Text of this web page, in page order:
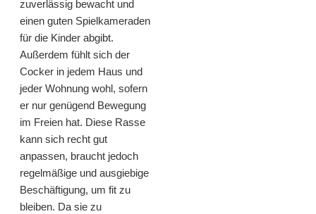
zuverlässig bewacht und
einen guten Spielkameraden
für die Kinder abgibt.
Außerdem fühlt sich der
Cocker in jedem Haus und
jeder Wohnung wohl, sofern
er nur genügend Bewegung
im Freien hat. Diese Rasse
kann sich recht gut
anpassen, braucht jedoch
regelmäßige und ausgiebige
Beschäftigung, um fit zu
bleiben. Da sie zu